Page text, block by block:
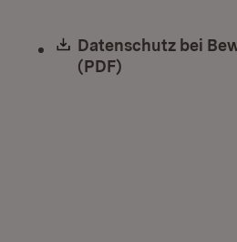
Download:
Datenschutz bei
(PDF)